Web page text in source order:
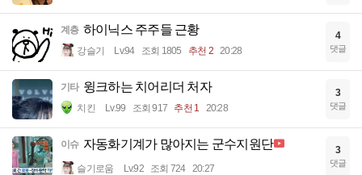
계층 하이닉스 주주들 근황
강슬기 Lv.94 조회 1805 추천 2 20:28
4
댓글
기타 윙크하는 치어리더 처자
치킨 Lv.99 조회 917 추천 1 20:28
3
댓글
이슈 자동화기계가 많아지는 군수지원단
슬기로움 Lv.92 조회 724 20:27
3
댓글